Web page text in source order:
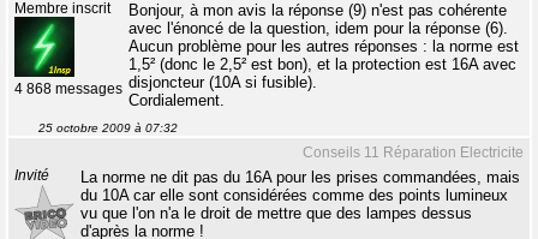
Membre inscrit
4 868 messages
Bonjour, à mon avis la réponse (9) n'est pas cohérente
avec l'énoncé de la question, idem pour la réponse (6).
Aucun problème pour les autres réponses : la norme est
1,5² (donc le 2,5² est bon), et la protection est 16A avec
disjoncteur (10A si fusible).
Cordialement.
25 octobre 2009 à 07:32
Conseils 11 Réparation Electricite
Invité
La norme ne dit pas du 16A pour les prises commandées, mais
du 10A car elle sont considérées comme des points lumineux
vu que l'on n'a le droit de mettre que des lampes dessus
d'après la norme !